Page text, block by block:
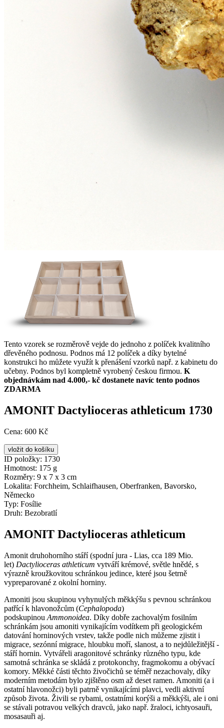
Tento vzorek se rozměrově vejde do jednoho z políček kvalitního
dřevěného podnosu. Podnos má 12 políček a díky bytelné
konstrukci ho můžete využít k přenášení vzorků např. z kabinetu do
učebny. Podnos byl kompletně vyrobený českou firmou. K
objednávkám nad 4.000,- kč dostanete navíc tento podnos
ZDARMA
AMONIT Dactylioceras athleticum 1730
Cena: 600 Kč
ID položky: 1730
Hmotnost: 175 g
Rozměry: 9 x 7 x 3 cm
Lokalita: Forchheim, Schlaifhausen, Oberfranken, Bavorsko,
Německo
Typ: Fosílie
Druh: Bezobratlí
AMONIT Dactylioceras athleticum
Amonit druhohorního stáří (spodní jura - Lias, cca 189 Mio.
let) Dactylioceras athleticum vytváří krémové, světle hnědé, s
výrazně kroužkovitou schránkou jedince, které jsou šetrně
vypreparované z okolní horniny.
Amoniti jsou skupinou vyhynulých měkkýšu s pevnou schránkou
patřící k hlavonožcům (Cephalopoda)
podskupinou Ammonoidea. Díky dobře zachovalým fosilním
schránkám jsou amoniti vynikajícím vodítkem při geologickém
datování horninových vrstev, takže podle nich můžeme zjistit i
migrace, sezónní migrace, hloubku moří, slanost, a to nejdůležitější -
stáří hornin. Vytvářeli aragonitové schránky různého typu, kde
samotná schránka se skládá z protokonchy, fragmokomu a obývací
komory. Měkké části těchto živočichů se téměř nezachovaly, díky
moderním metodám bylo zjištěno osm až deset ramen. Amoniti (a i
ostatní hlavonožci) byli patrně vynikajícími plavci, vedli aktivní
způsob života. Živili se rybami, ostatními korýši a měkkýši, ale i oni
se stávali potravou velkých dravců, jako např. žraloci, ichtyosauři,
mosasauři aj.